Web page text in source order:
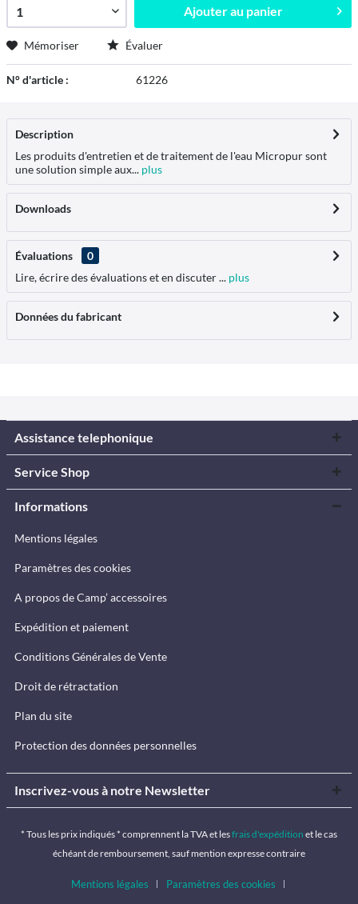
Ajouter au panier
Mémoriser Évaluer
N° d'article : 61226
Description
Les produits d'entretien et de traitement de l'eau Micropur sont
une solution simple aux... plus
Downloads
Évaluations
0
Lire, écrire des évaluations et en discuter ... plus
Données du fabricant
Assistance telephonique
Service Shop
Informations
Mentions légales
Paramètres des cookies
A propos de Camp’ accessoires
Expédition et paiement
Conditions Générales de Vente
Droit de rétractation
Plan du site
Protection des données personnelles
Inscrivez-vous à notre Newsletter
* Tous les prix indiqués * comprennent la TVA et lesfrais d'expédition et le cas
échéant de remboursement, sauf mention expresse contraire
Mentions légales
Paramètres des cookies